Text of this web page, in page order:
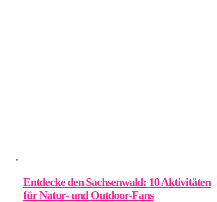
Entdecke den Sachsenwald: 10 Aktivitäten
für Natur- und Outdoor-Fans